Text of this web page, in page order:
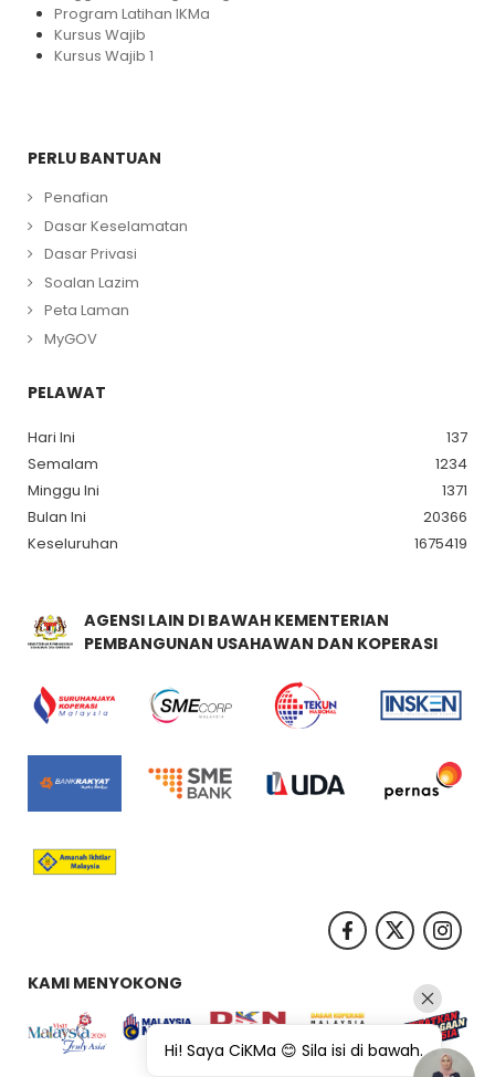
Program Latihan IKMa
Kursus Wajib
Kursus Wajib 1
PERLU BANTUAN
Penafian
Dasar Keselamatan
Dasar Privasi
Soalan Lazim
Peta Laman
MyGOV
PELAWAT
Hari Ini
137
Semalam
1234
Minggu Ini
1371
Bulan Ini
20366
Keseluruhan
1675419
AGENSI LAIN DI BAWAH KEMENTERIAN
PEMBANGUNAN USAHAWAN DAN KOPERASI
KAMI MENYOKONG
Hi! Saya CiKMa 😊 Sila isi di bawah.